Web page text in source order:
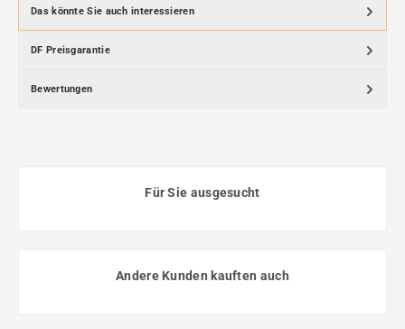
Das könnte Sie auch interessieren
DF Preisgarantie
Bewertungen
Für Sie ausgesucht
Andere Kunden kauften auch